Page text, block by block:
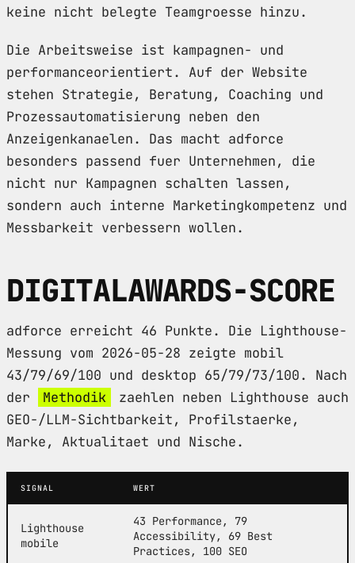
keine nicht belegte Teamgroesse hinzu.
Die Arbeitsweise ist kampagnen- und
performanceorientiert. Auf der Website
stehen Strategie, Beratung, Coaching und
Prozessautomatisierung neben den
Anzeigenkanaelen. Das macht adforce
besonders passend fuer Unternehmen, die
nicht nur Kampagnen schalten lassen,
sondern auch interne Marketingkompetenz und
Messbarkeit verbessern wollen.
DIGITALAWARDS-SCORE
adforce erreicht 46 Punkte. Die Lighthouse-
Messung vom 2026-05-28 zeigte mobil
43/79/69/100 und desktop 65/79/73/100. Nach
der
Methodik
zaehlen neben Lighthouse auch
GEO-/LLM-Sichtbarkeit, Profilstaerke,
Marke, Aktualitaet und Nische.
SIGNAL WERT
Lighthouse
mobile
43 Performance, 79
Accessibility, 69 Best
Practices, 100 SEO